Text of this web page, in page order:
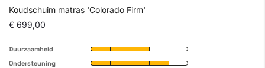
Koudschuim matras 'Colorado Firm'
€ 699,00
Duurzaamheid
Ondersteuning